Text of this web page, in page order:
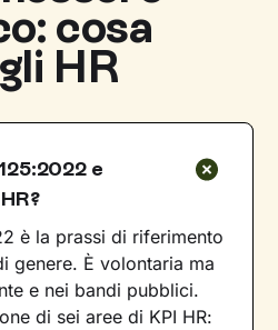
cosa
HR
e
è la prassi di riferimento
genere. È volontaria ma
e nei bandi pubblici.
di sei aree di KPI HR: